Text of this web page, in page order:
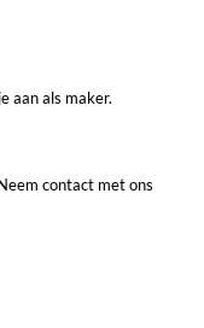
aan als maker.
contact met ons